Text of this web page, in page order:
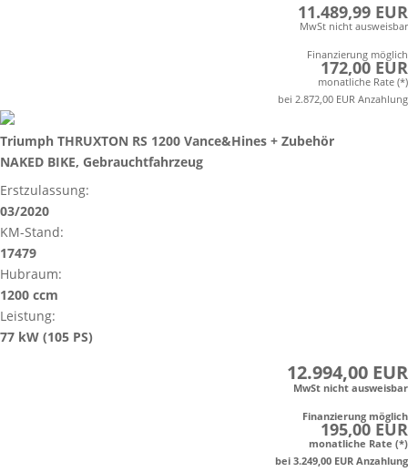
11.489,99 EUR
MwSt nicht ausweisbar
Finanzierung möglich
172,00 EUR
monatliche Rate (*)
bei 2.872,00 EUR Anzahlung
Triumph THRUXTON RS 1200 Vance&Hines + Zubehör
NAKED BIKE, Gebrauchtfahrzeug
Erstzulassung:
03/2020
KM-Stand:
17479
Hubraum:
1200 ccm
Leistung:
77 kW (105 PS)
12.994,00 EUR
MwSt nicht ausweisbar
Finanzierung möglich
195,00 EUR
monatliche Rate (*)
bei 3.249,00 EUR Anzahlung